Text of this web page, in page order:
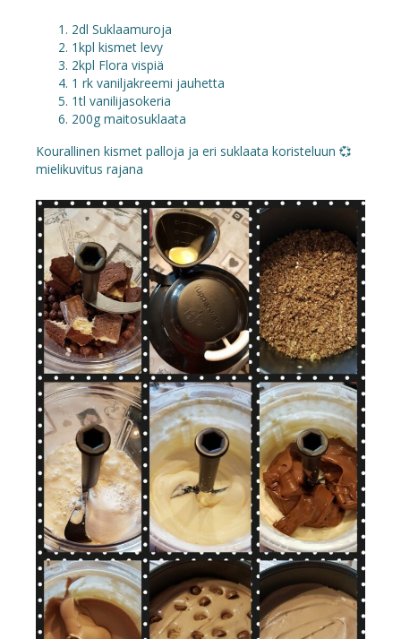
2dl Suklaamuroja
1kpl kismet levy
2kpl Flora vispiä
1 rk vaniljakreemi jauhetta
1tl vanilijasokeria
200g maitosuklaata
Kourallinen kismet palloja ja eri suklaata koristeluun 💞
mielikuvitus rajana